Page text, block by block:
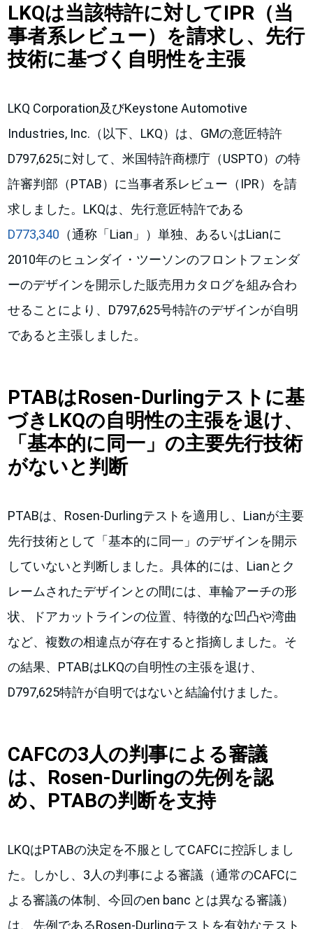
LKQは当該特許に対してIPR（当
事者系レビュー）を請求し、先行
技術に基づく自明性を主張
LKQ Corporation及びKeystone Automotive
Industries, Inc.（以下、LKQ）は、GMの意匠特許
D797,625に対して、米国特許商標庁（USPTO）の特
許審判部（PTAB）に当事者系レビュー（IPR）を請
求しました。LKQは、先行意匠特許である
D773,340 （通称「Lian」）単独、あるいはLianに
2010年のヒュンダイ・ツーソンのフロントフェンダ
ーのデザインを開示した販売用カタログを組み合わ
せることにより、D797,625号特許のデザインが自明
であると主張しました。
PTABはRosen-Durlingテストに基
づきLKQの自明性の主張を退け、
「基本的に同一」の主要先行技術
がないと判断
PTABは、Rosen-Durlingテストを適用し、Lianが主要
先行技術として「基本的に同一」のデザインを開示
していないと判断しました。具体的には、Lianとク
レームされたデザインとの間には、車輪アーチの形
状、ドアカットラインの位置、特徴的な凹凸や湾曲
など、複数の相違点が存在すると指摘しました。そ
の結果、PTABはLKQの自明性の主張を退け、
D797,625特許が自明ではないと結論付けました。
CAFCの3人の判事による審議
は、Rosen-Durlingの先例を認
め、PTABの判断を支持
LKQはPTABの決定を不服としてCAFCに控訴しまし
た。しかし、3人の判事による審議（通常のCAFCに
よる審議の体制、今回のen banc とは異なる審議）
は、先例であるRosen-Durlingテストを有効なテスト